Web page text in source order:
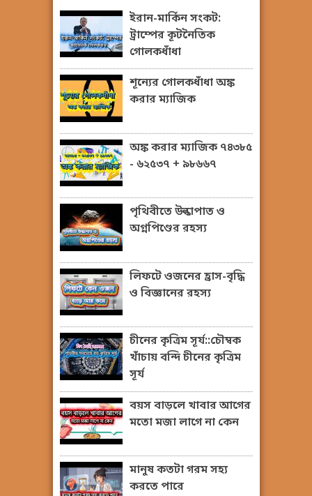
ইরান-মার্কিন সংকট:
ট্রাম্পের কূটনৈতিক
গোলকধাঁধা
শূন্যের গোলকধাঁধা অঙ্ক
করার ম্যাজিক
অঙ্ক করার ম্যাজিক ৭৪৩৮৫
- ৬২৫৩৭ + ৯৮৬৬৭
পৃথিবীতে উল্কাপাত ও
অগ্নপিণ্ডের রহস্য
লিফটে ওজনের হ্রাস-বৃদ্ধি
ও বিজ্ঞানের রহস্য
চীনের কৃত্রিম সূর্য::চৌম্বক
খাঁচায় বন্দি চীনের কৃত্রিম
সূর্য
বয়স বাড়লে খাবার আগের
মতো মজা লাগে না কেন
মানুষ কতটা গরম সহ্য
করতে পারে